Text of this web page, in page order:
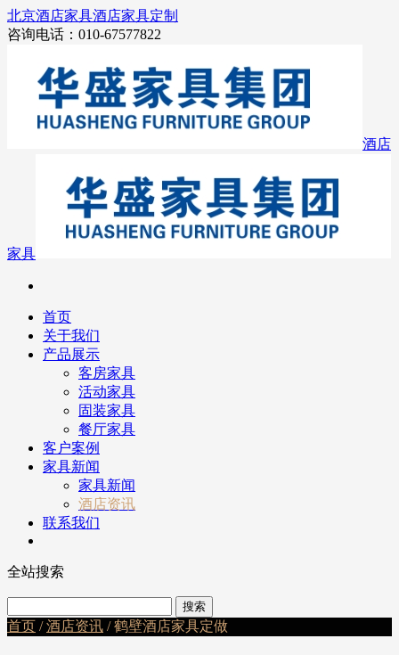
北京酒店家具酒店家具定制
咨询电话：010-67577822
酒店
家具
首页
关于我们
产品展示
客房家具
活动家具
固装家具
餐厅家具
客户案例
家具新闻
家具新闻
酒店资讯
联系我们
全站搜索
首页 /酒店资讯 / 鹤壁酒店家具定做